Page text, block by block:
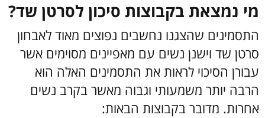
מי נמצאת בקבוצות סיכון לסרטן שד?
התסמינים שהצגנו נחשבים נפוצים מאוד לאבחון
סרטן שד וישנן נשים עם מאפיינים מסוימים אשר
עבורן הסיכוי לראות את התסמינים האלה הוא
הרבה יותר משמעותי וגבוה מאשר בקרב נשים
אחרות. מדובר בקבוצות הבאות: